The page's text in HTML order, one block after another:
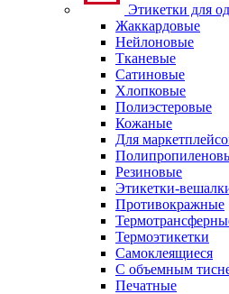
Этикетки для
Жаккардовые
Нейлоновые
Тканевые
Сатиновые
Хлопковые
Полиэстеровые
Кожаные
Для
Резиновые
Этикетки-
Противокражные
Термоэтикетки
Самоклеящиеся
С объемным
Печатные